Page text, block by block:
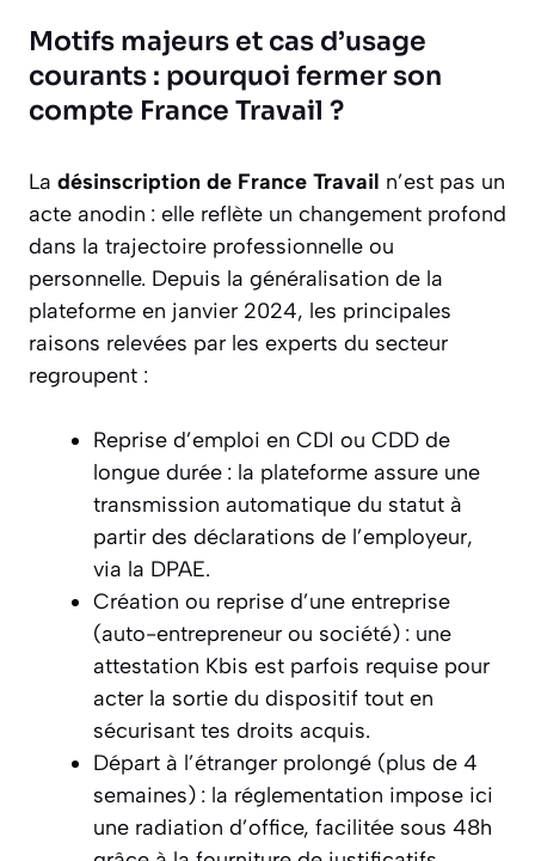
Motifs majeurs et cas d’usage
courants : pourquoi fermer son
compte France Travail ?
La désinscription de France Travail n’est pas un
acte anodin : elle reflète un changement profond
dans la trajectoire professionnelle ou
personnelle. Depuis la généralisation de la
plateforme en janvier 2024, les principales
raisons relevées par les experts du secteur
regroupent :
Reprise d’emploi en CDI ou CDD de
longue durée : la plateforme assure une
transmission automatique du statut à
partir des déclarations de l’employeur,
via la DPAE.
Création ou reprise d’une entreprise
(auto-entrepreneur ou société) : une
attestation Kbis est parfois requise pour
acter la sortie du dispositif tout en
sécurisant tes droits acquis.
Départ à l’étranger prolongé (plus de 4
semaines) : la réglementation impose ici
une radiation d’office, facilitée sous 48h